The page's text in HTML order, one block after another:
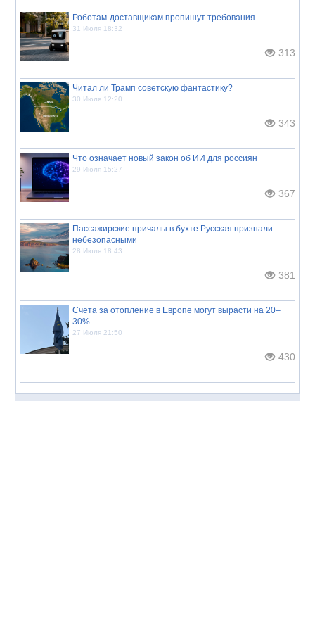
Роботам-доставщикам пропишут требования
31 Июля 18:32
313
Читал ли Трамп советскую фантастику?
30 Июля 12:20
343
Что означает новый закон об ИИ для россиян
29 Июля 15:27
367
Пассажирские причалы в бухте Русская признали
небезопасными
28 Июля 18:43
381
Счета за отопление в Европе могут вырасти на 20–
30%
27 Июля 21:50
430